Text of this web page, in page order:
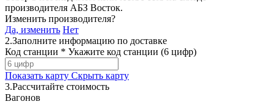
производителя АБЗ Восток.
Изменить производителя?
Да, изменить Нет
2.Заполните информацию по доставке
Код станции * Укажите код станции (6 цифр)
Показать карту Скрыть карту
3.Рассчитайте стоимость
Вагонов